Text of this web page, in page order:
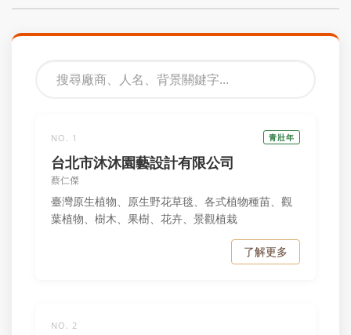
NO. 1 青壯年
台北市沐沐園藝設計有限公司
蔡仁傑
臺灣原生植物、原生野花草毯、各式植物種苗、觀
葉植物、樹木、果樹、花卉、景觀植栽
了解更多
NO. 2